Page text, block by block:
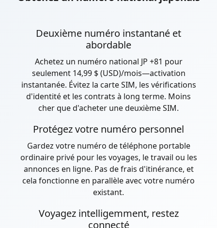
Deuxième numéro instantané et
abordable
Achetez un numéro national JP +81 pour
seulement 14,99 $ (USD)/mois—activation
instantanée. Évitez la carte SIM, les vérifications
d'identité et les contrats à long terme. Moins
cher que d'acheter une deuxième SIM.
Protégez votre numéro personnel
Gardez votre numéro de téléphone portable
ordinaire privé pour les voyages, le travail ou les
annonces en ligne. Pas de frais d'itinérance, et
cela fonctionne en parallèle avec votre numéro
existant.
Voyagez intelligemment, restez
connecté